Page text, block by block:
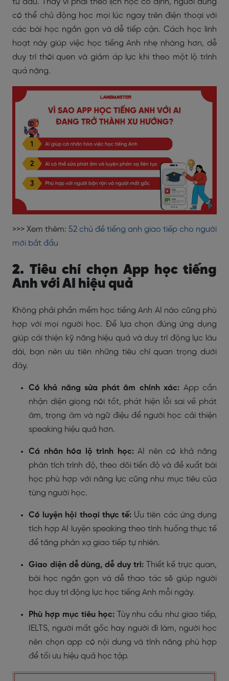
từ đầu. Thay vì phải theo lịch học cố định, người dùng
có thể chủ động học mọi lúc ngay trên điện thoại với
các bài học ngắn gọn và dễ tiếp cận. Cách học linh
hoạt này giúp việc học tiếng Anh nhẹ nhàng hơn, dễ
duy trì thói quen và giảm áp lực khi theo một lộ trình
quá nặng.
>>> Xem thêm: 52 chủ đề tiếng anh giao tiếp cho người
mới bắt đầu
2. Tiêu chí chọn App học tiếng
Anh với AI hiệu quả
Không phải phần mềm học tiếng Anh AI nào cũng phù
hợp với mọi người học. Để lựa chọn đúng ứng dụng
giúp cải thiện kỹ năng hiệu quả và duy trì động lực lâu
dài, bạn nên ưu tiên những tiêu chí quan trọng dưới
đây.
Có khả năng sửa phát âm chính xác: App cần
nhận diện giọng nói tốt, phát hiện lỗi sai về phát
âm, trọng âm và ngữ điệu để người học cải thiện
speaking hiệu quả hơn.
Cá nhân hóa lộ trình học:AI nên có khả năng
phân tích trình độ, theo dõi tiến độ và đề xuất bài
học phù hợp với năng lực cũng như mục tiêu của
từng người học.
Có luyện hội thoại thực tế: Ưu tiên các ứng dụng
tích hợp AI luyện speaking theo tình huống thực tế
để tăng phản xạ giao tiếp tự nhiên.
Giao diện dễ dùng, dễ duy trì:Thiết kế trực quan,
bài học ngắn gọn và dễ thao tác sẽ giúp người
học duy trì động lực học tiếng Anh mỗi ngày.
Phù hợp mục tiêu học:Tùy nhu cầu như giao tiếp,
IELTS, người mất gốc hay người đi làm, người học
nên chọn app có nội dung và tính năng phù hợp
để tối ưu hiệu quả học tập.